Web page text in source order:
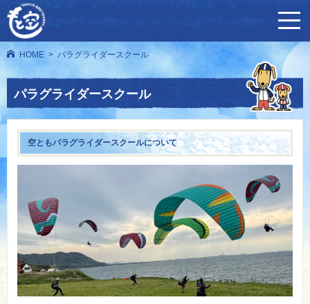
HOME パラグライダースクール
パラグライダースクール
空ともパラグライダースクールについて